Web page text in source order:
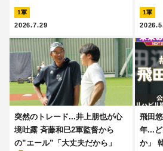
1軍
2026.7.29
1軍
突然のトレード...井上朋也が心
境吐露 斉藤和巳2軍監督から
の”エール”「大丈夫だから」
飛田
年...
か」